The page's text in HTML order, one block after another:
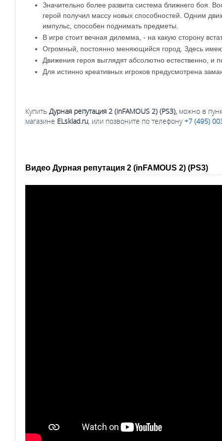
Значительно более развита система ближнего боя.
герой получил массу новых способностей. Одним
импульс, способен поднимать предметы.
В игре стоит вечная дилемма, - на какую сторону
Огромный, постоянно меняющийся город. Здесь
Движения героя выглядят абсолютно естественно,
Для истинно креативных игроков предусмотрена
Купить Дурная репутация 2 (inFAMOUS 2) (PS3)​, можно в
магазине ELsklad.ru , или позвоните по телефону+7 (495)
Видео Дурная репутация 2 (inFAMOUS 2) (PS3)